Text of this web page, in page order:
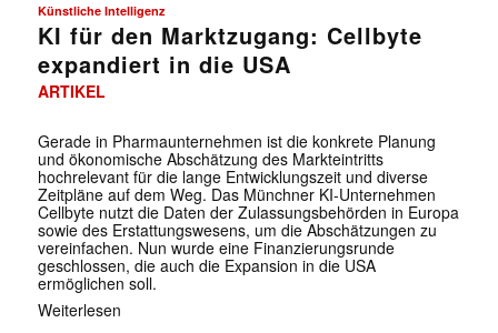
Künstliche Intelligenz
KI für den Marktzugang: Cellbyte
expandiert in die USA
ARTIKEL
Gerade in Pharmaunternehmen ist die konkrete Planung
und ökonomische Abschätzung des Markteintritts
hochrelevant für die lange Entwicklungszeit und diverse
Zeitpläne auf dem Weg. Das Münchner KI-Unternehmen
Cellbyte nutzt die Daten der Zulassungsbehörden in Europa
sowie des Erstattungswesens, um die Abschätzungen zu
vereinfachen. Nun wurde eine Finanzierungsrunde
geschlossen, die auch die Expansion in die USA
ermöglichen soll.
Weiterlesen